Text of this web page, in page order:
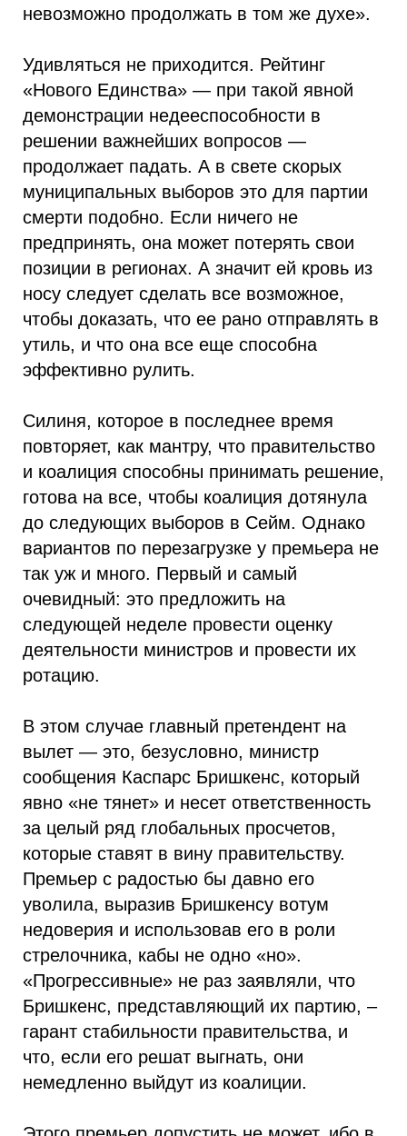
невозможно продолжать в том же духе».
Удивляться не приходится. Рейтинг
«Нового Единства» — при такой явной
демонстрации недееспособности в
решении важнейших вопросов —
продолжает падать. А в свете скорых
муниципальных выборов это для партии
смерти подобно. Если ничего не
предпринять, она может потерять свои
позиции в регионах. А значит ей кровь из
носу следует сделать все возможное,
чтобы доказать, что ее рано отправлять в
утиль, и что она все еще способна
эффективно рулить.
Силиня, которое в последнее время
повторяет, как мантру, что правительство
и коалиция способны принимать решение,
готова на все, чтобы коалиция дотянула
до следующих выборов в Сейм. Однако
вариантов по перезагрузке у премьера не
так уж и много. Первый и самый
очевидный: это предложить на
следующей неделе провести оценку
деятельности министров и провести их
ротацию.
В этом случае главный претендент на
вылет — это, безусловно, министр
сообщения Каспарс Бришкенс, который
явно «не тянет» и несет ответственность
за целый ряд глобальных просчетов,
которые ставят в вину правительству.
Премьер с радостью бы давно его
уволила, выразив Бришкенсу вотум
недоверия и использовав его в роли
стрелочника, кабы не одно «но».
«Прогрессивные» не раз заявляли, что
Бришкенс, представляющий их партию, –
гарант стабильности правительства, и
что, если его решат выгнать, они
немедленно выйдут из коалиции.